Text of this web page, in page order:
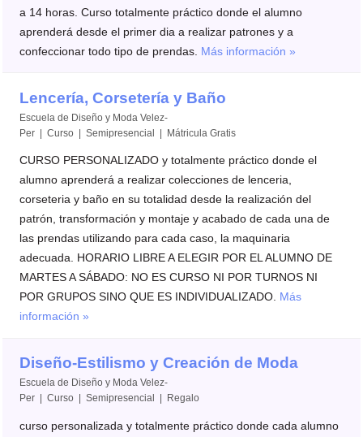
a 14 horas. Curso totalmente práctico donde el alumno
aprenderá desde el primer dia a realizar patrones y a
confeccionar todo tipo de prendas. Más información »
Lencería, Corsetería y Baño
Escuela de Diseño y Moda Velez-
Per | Curso | Semipresencial |
Mátricula Gratis
CURSO PERSONALIZADO y totalmente práctico donde el
alumno aprenderá a realizar colecciones de lenceria,
corseteria y baño en su totalidad desde la realización del
patrón, transformación y montaje y acabado de cada una de
las prendas utilizando para cada caso, la maquinaria
adecuada. HORARIO LIBRE A ELEGIR POR EL ALUMNO DE
MARTES A SÁBADO: NO ES CURSO NI POR TURNOS NI
POR GRUPOS SINO QUE ES INDIVIDUALIZADO. Más
información »
Diseño-Estilismo y Creación de Moda
Escuela de Diseño y Moda Velez-
Per | Curso | Semipresencial |
Regalo
curso personalizada y totalmente práctico donde cada alumno